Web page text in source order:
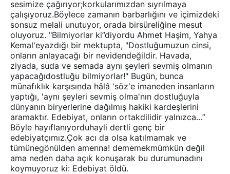
sesimize çağırıyor;korkularımızdan sıyrılmaya
çalışıyoruz.Böylece zamanın barbarlığını ve içimizdeki
sonsuz melali unutuyor, orada birsüreliğine mesut
oluyoruz. "Bilmiyorlar ki”diyordu Ahmet Haşim, Yahya
Kemal'eyazdığı bir mektupta, "Dostluğumuzun cinsi,
onların anlayacağı bir nevidendeğildir. Havada,
ziyada, suda ve semada aynı şeyleri sevmiş olmanın
yapacağıdostluğu bilmiyorlar!" Bugün, bunca
münafıklık karşısında hâlâ 'söz'e imaneden insanların
yaptığı, 'aynı şeyleri sevmiş olma'nın dostluğuyla
dünyanın biryerlerine dağılmış hakiki kardeşlerini
aramaktır. Edebiyat, onların ortakdilidir yalnızca…”
Böyle hayıflanıyorduhayli dertli genç bir
edebiyatçımız.Çok acı da olsa katılmamak ve
tümünegönülden amenna! dememekmümkün değil
ama neden daha açık konuşarak bu durumunadını
koymuyoruz ki: Edebiyat öldü.